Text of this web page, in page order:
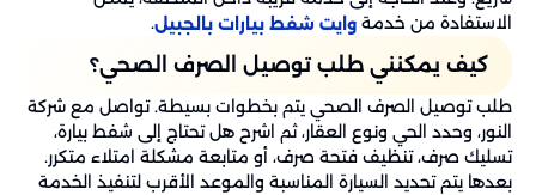
الاستفادة من خدمة وايت شفط بيارات بالجبيل.
كيف يمكنني طلب توصيل الصرف الصحي؟
طلب توصيل الصرف الصحي يتم بخطوات بسيطة. تواصل مع شركة
النور، وحدد الحي ونوع العقار، ثم اشرح هل تحتاج إلى شفط بيارة،
تسليك صرف، تنظيف فتحة صرف، أو متابعة مشكلة امتلاء متكرر.
بعدها يتم تحديد السيارة المناسبة والموعد الأقرب لتنفيذ الخدمة